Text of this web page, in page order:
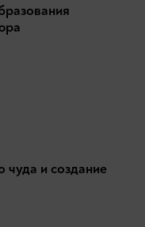
чуда и создание